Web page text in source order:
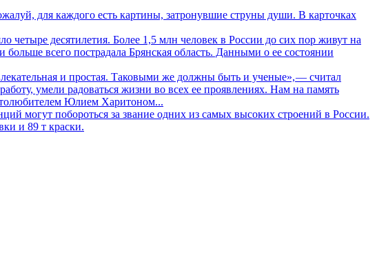
для каждого есть картины, затронувшие струны души. В карточках
десятилетия. Более 1,5 млн человек в России до сих пор живут на
всего пострадала Брянская область. Данными о ее состоянии
и простая. Таковыми же должны быть и ученые», — считал
умели радоваться жизни во всех ее проявлениях. Нам на память
Юлием Харитоном...
могут побороться за звание одних из самых высоких строений в России.
и 89 т краски.